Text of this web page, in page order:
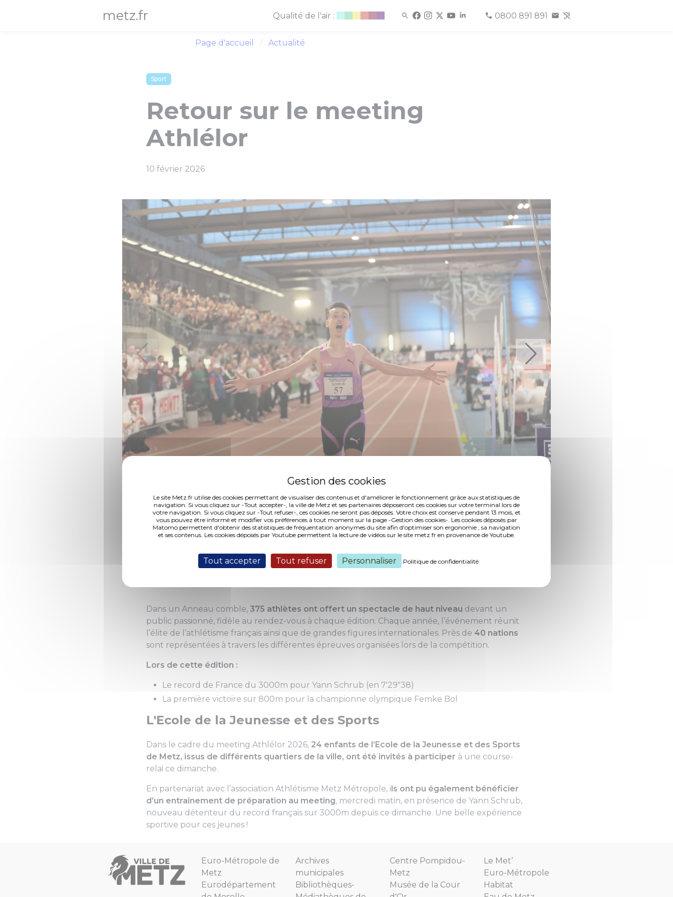
Le site Metz.fr utilise des cookies permettant de visualiser des contenus et d'améliorer le fonctionnement grâce aux statistiques de
navigation. Si vous cliquez sur -Tout accepter-, la ville de Metz et ses partenaires déposeront ces cookies sur votre terminal lors de
votre navigation. Si vous cliquez sur -Tout refuser-, ces cookies ne seront pas déposés. Votre choix est conservé pendant 13 mois, et
vous pouvez être informé et modifier vos préférences à tout moment sur la page -Gestion des cookies-. Les cookies déposés par
Matomo permettent d'obtenir des statistiques de fréquentation anonymes du site afin d'optimiser son ergonomie , sa navigation
et ses contenus. Les cookies déposés par Youtube permettent la lecture de vidéos sur le site metz.fr en provenance de Youtube.
Tout accepter Tout refuser Personnaliser Politique de confidentialité
metz.fr Qualité de l'air : 0800 891 891
Page d'accueil Actualité
Sport
Retour sur le meeting
Athlélor
10 février 2026
(Photo 1 de 10)
Classé 5ème meilleur meeting indoor au monde, la 19ème
édition du Meeting Metz Moselle Athlélor a une nouvelle fois
tenu toutes ses promesses.
Dans un Anneau comble, 375 athlètes ont offert un spectacle de haut niveau devant un
public passionné, fidèle au rendez-vous à chaque édition. Chaque année, l’événement réunit
l’élite de l’athlétisme français ainsi que de grandes figures internationales. Près de 40 nations
sont représentées à travers les différentes épreuves organisées lors de la compétition.
Lors de cette édition :
Le record de France du 3000m pour Yann Schrub (en 7'29"38)
La première victoire sur 800m pour la championne olympique Femke Bol
L'Ecole de la Jeunesse et des Sports
Dans le cadre du meeting Athlélor 2026, 24 enfants de l’Ecole de la Jeunesse et des Sports
de Metz, issus de différents quartiers de la ville, ont été invités à participer à une course-
relai ce dimanche.
En partenariat avec l’association Athlétisme Metz Métropole, ils ont pu également bénéficier
d’un entrainement de préparation au meeting, mercredi matin, en présence de Yann Schrub,
nouveau détenteur du record français sur 3000m depuis ce dimanche. Une belle expérience
sportive pour ces jeunes !
Euro-Métropole de
Metz
Eurodépartement
Archives
municipales
Bibliothèques-
Centre Pompidou-
Metz
Musée de la Cour
Le Met’
Euro-Métropole
Habitat